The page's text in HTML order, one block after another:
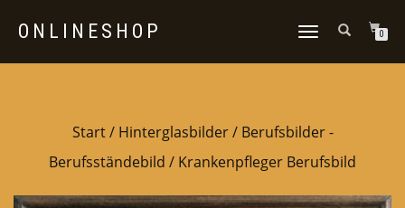
ONLINESHOP
NAVIGATION
0
Start/ Hinterglasbilder/ Berufsbilder -
Berufsständebild / Krankenpfleger Berufsbild